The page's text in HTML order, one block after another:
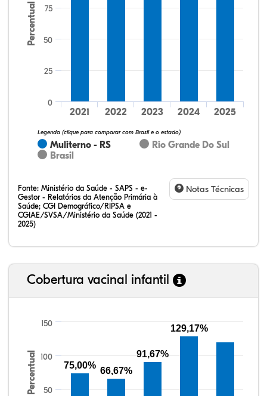
Percentual
Muliterno - RS
Rio Grande Do Sul
Brasil
Legenda (clique para comparar com Brasil e o estado)
2021 2022 2023 2024 2025
0
25
50
75
Fonte: Ministério da Saúde - SAPS - e-
Gestor - Relatórios da Atenção Primária à
Saúde; CGI Demográfico/RIPSA e
CGIAE/SVSA/Ministério da Saúde (2021 -
2025)
Notas Técnicas
Cobertura vacinal infantil
Percentual 50
100
150
75,00%
66,67%
91,67%
129,17%